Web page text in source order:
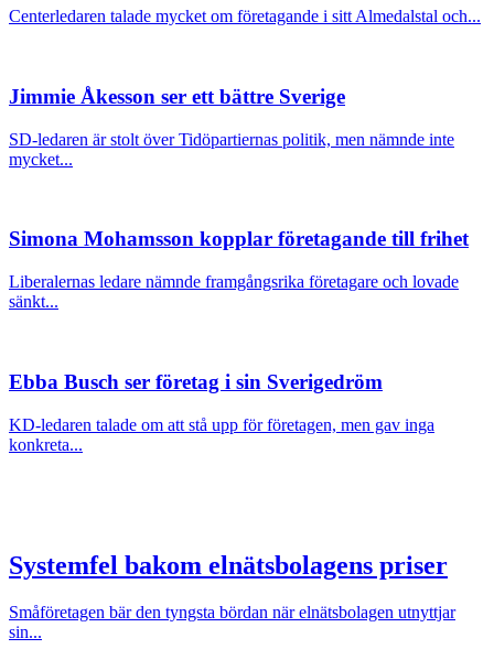
Centerledaren talade mycket om företagande i sitt Almedalstal och...
Jimmie Åkesson ser ett bättre Sverige
SD-ledaren är stolt över Tidöpartiernas politik, men nämnde inte
mycket...
Simona Mohamsson kopplar företagande till frihet
Liberalernas ledare nämnde framgångsrika företagare och lovade
sänkt...
Ebba Busch ser företag i sin Sverigedröm
KD-ledaren talade om att stå upp för företagen, men gav inga
konkreta...
Systemfel bakom elnätsbolagens priser
Småföretagen bär den tyngsta bördan när elnätsbolagen utnyttjar
sin...